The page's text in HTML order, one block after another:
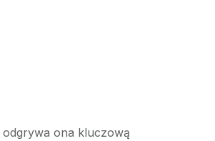
ona kluczową